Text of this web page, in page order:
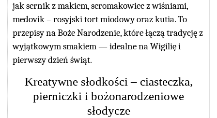
jak sernik z makiem, seromakowiec z wiśniami,
medovik – rosyjski tort miodowy oraz kutia. To
przepisy na Boże Narodzenie, które łączą tradycję z
wyjątkowym smakiem — idealne na Wigilię i
pierwszy dzień świąt.
Kreatywne słodkości – ciasteczka,
pierniczki i bożonarodzeniowe
słodycze